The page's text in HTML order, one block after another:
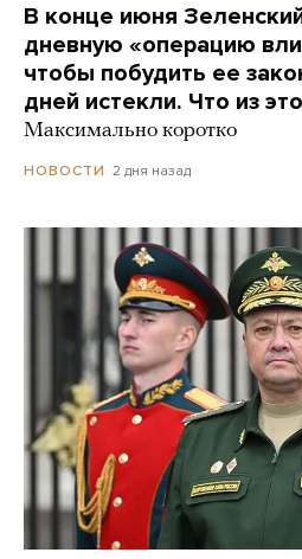
В конце июня
дневную «операцию
чтобы побудить ее
дней истекли. Что из
Максимально коротко
НОВОСТИ 2 дня назад